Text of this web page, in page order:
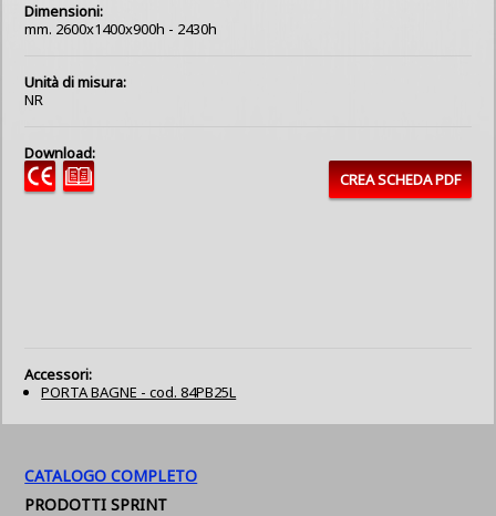
Dimensioni:
mm. 2600x1400x900h - 2430h
Unità di misura:
NR
Download:
CREA SCHEDA PDF
Accessori:
PORTA BAGNE - cod. 84PB25L
CATALOGO COMPLETO
PRODOTTI SPRINT